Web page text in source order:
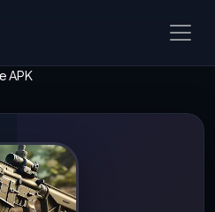
APK